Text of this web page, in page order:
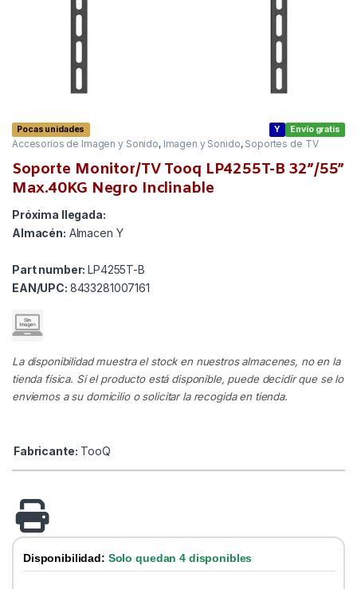
Envío gratis
Y
Pocas unidades
Accesorios de Imagen y Sonido, Imagen y Sonido, Soportes de TV
Soporte Monitor/TV Tooq LP4255T-B 32”/55”
Max.40KG Negro Inclinable
Próxima llegada:
Almacén: Almacen Y
Part number:LP4255T-B
EAN/UPC: 8433281007161
La disponibilidad muestra el stock en nuestros almacenes, no en la
tienda física. Si el producto está disponible, puede decidir que se lo
enviemos a su domicilio o solicitar la recogida en tienda.
Fabricante: TooQ
Disponibilidad: Solo quedan 4 disponibles